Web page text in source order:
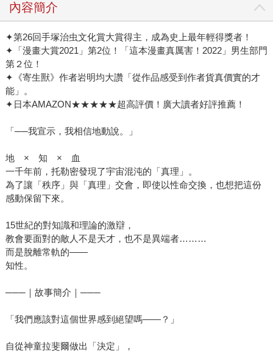
內容簡介
✦第26回手塚治虫文化賞大賞得主，成為史上最年輕得獎者！
✦「漫畫大賞2021」第2位！「這本漫畫真厲害！2022」男生部門
第２位！
✦《寄生獸》作者岩明均大讚「從作品感受到作者貨真價實的才
能」。
✦日本AMAZON★★★★★超高評價！廣大讀者好評推薦！
「──我宣示，我相信地動說。」
地 × 知 × 血
一千年前，托勒密發現了宇宙混沌的「真理」。
為了讓「秩序」與「真理」交會，即使以性命交換，也想把這份
感動保留下來。
15世紀的對知識和理論的激辯，
教會要面對的敵人不是天才，也不是異端者………
而是脫離常軌的——
知性。
───｜故事簡介｜───
「我們應該對這個世界感到絕望嗎――？」
自從神童拉斐爾做出「決定」，